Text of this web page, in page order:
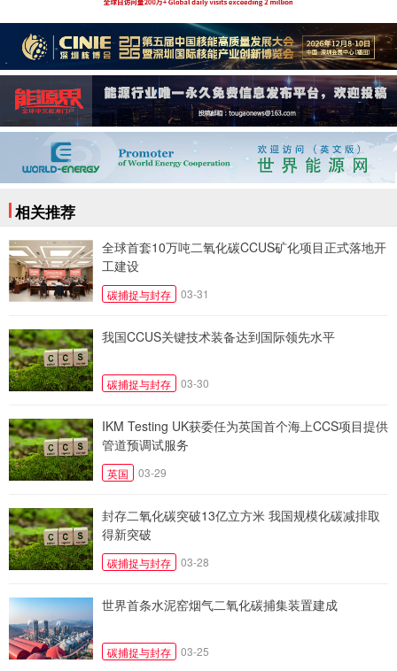
相关推荐
全球首套10万吨二氧化碳CCUS矿化项目正式落地开
工建设
碳捕捉与封存 03-31
我国CCUS关键技术装备达到国际领先水平
碳捕捉与封存 03-30
IKM Testing UK获委任为英国首个海上CCS项目提供
管道预调试服务
英国 03-29
封存二氧化碳突破13亿立方米 我国规模化碳减排取
得新突破
碳捕捉与封存 03-28
世界首条水泥窑烟气二氧化碳捕集装置建成
碳捕捉与封存 03-25